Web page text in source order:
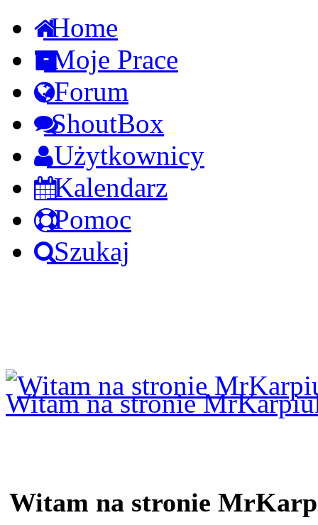
Home
Moje Prace
Forum
ShoutBox
Użytkownicy
Kalendarz
Pomoc
Szukaj
Witam na stronie
Witam na stronie